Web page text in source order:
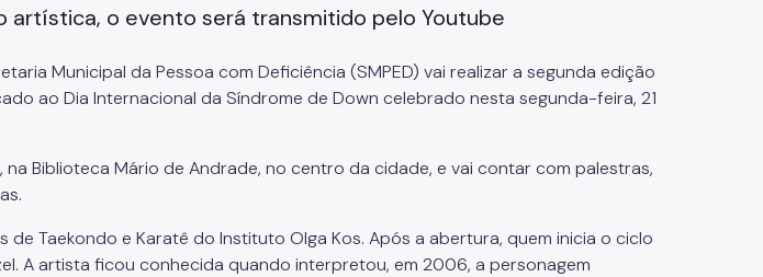
artística, o evento será transmitido pelo Youtube
Municipal da Pessoa com Deficiência (SMPED) vai realizar a segunda edição
ao Dia Internacional da Síndrome de Down celebrado nesta segunda-feira, 21
Biblioteca Mário de Andrade, no centro da cidade, e vai contar com palestras,
Taekondo e Karatê do Instituto Olga Kos. Após a abertura, quem inicia o ciclo
A artista ficou conhecida quando interpretou, em 2006, a personagem